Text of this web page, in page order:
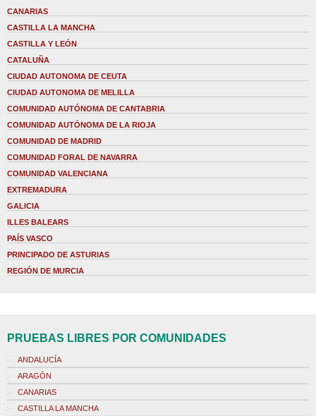
CANARIAS
CASTILLA LA MANCHA
CASTILLA Y LEÓN
CATALUÑA
CIUDAD AUTONOMA DE CEUTA
CIUDAD AUTONOMA DE MELILLA
COMUNIDAD AUTÓNOMA DE CANTABRIA
COMUNIDAD AUTÓNOMA DE LA RIOJA
COMUNIDAD DE MADRID
COMUNIDAD FORAL DE NAVARRA
COMUNIDAD VALENCIANA
EXTREMADURA
GALICIA
ILLES BALEARS
PAÍS VASCO
PRINCIPADO DE ASTURIAS
REGIÓN DE MURCIA
PRUEBAS LIBRES POR COMUNIDADES
ANDALUCÍA
ARAGÓN
CANARIAS
CASTILLA LA MANCHA